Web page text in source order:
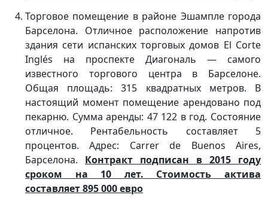
Торговое помещение в районе Эшампле города
Барселона. Отличное расположение напротив
здания сети испанских торговых домов El Corte
Inglés на проспекте Диагональ — самого
известного торгового центра в Барселоне.
Общая площадь: 315 квадратных метров. В
настоящий момент помещение арендовано под
пекарню. Сумма аренды: 47 122 в год. Состояние
отличное. Рентабельность составляет 5
процентов. Адрес: Carrer de Buenos Aires,
Барселона. Контракт подписан в 2015 году
сроком на 10 лет. Стоимость актива
составляет 895 000 евро